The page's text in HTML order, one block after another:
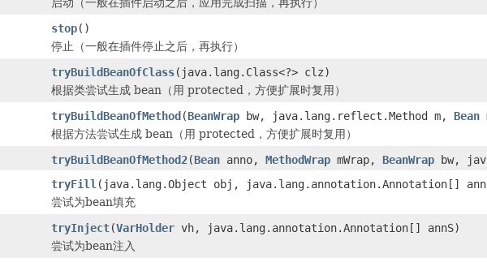
stop()
停止（一般在插件停止之后，再执行）
tryBuildBeanOfClass(java.lang.Class<?> clz)
根据类尝试生成 bean（用 protected，方便扩展时复用）
tryBuildBeanOfMethod(BeanWrap bw, java.lang.reflect.Method m, Bean
根据方法尝试生成 bean（用 protected，方便扩展时复用）
tryBuildBeanOfMethod2(Bean anno, MethodWrap mWrap, BeanWrap bw,
tryFill (java.lang.Object obj, java.lang.annotation.Annotation[]
尝试为bean填充
tryInject(VarHolder vh, java.lang.annotation.Annotation[] annS)
尝试为bean注入